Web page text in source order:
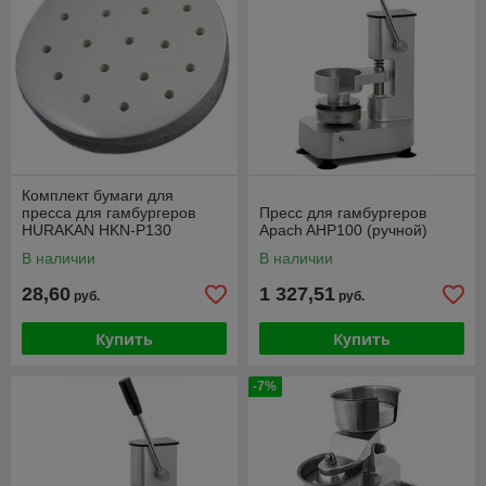
Комплект бумаги для
пресса для гамбургеров
HURAKAN HKN-P130
В наличии
28,60 руб.
Купить
Пресс для гамбургеров
Apach AHP100 (ручной)
В наличии
1 327,51 руб.
Купить
-7%